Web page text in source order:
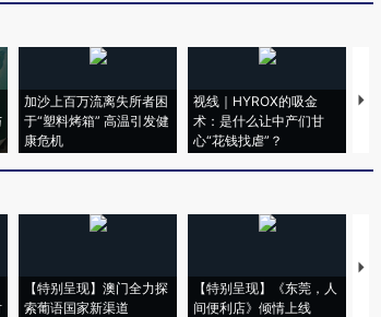
加沙上百万流离失所者困
于“塑料烤箱” 高温引发健
康危机
视线｜HYROX的吸金
术：是什么让中产们甘
心“花钱找虐”？
马
【特别呈现】澳门全力探
索葡语国家新渠道
【特别呈现】《东莞，人
间便利店》倾情上线
【